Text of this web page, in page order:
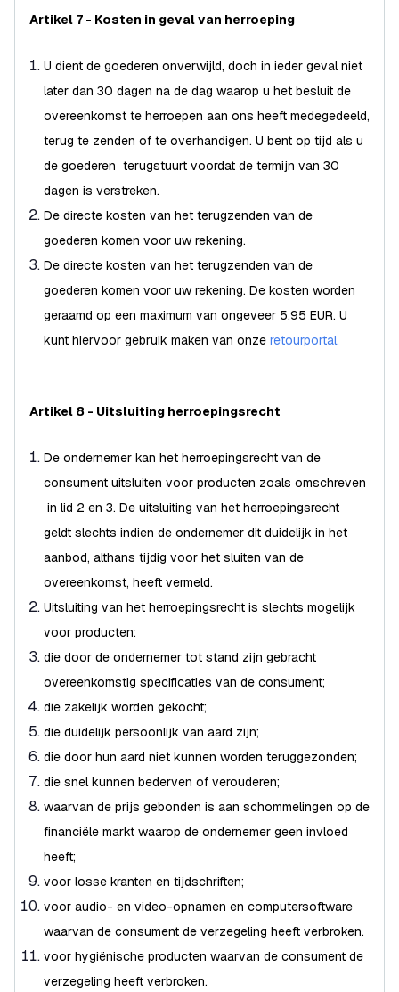
Artikel 7 - Kosten in geval van herroeping
U dient de goederen onverwijld, doch in ieder geval niet
later dan 30 dagen na de dag waarop u het besluit de
overeenkomst te herroepen aan ons heeft medegedeeld,
terug te zenden of te overhandigen. U bent op tijd als u
de goederen terugstuurt voordat de termijn van 30
dagen is verstreken.
De directe kosten van het terugzenden van de
goederen komen voor uw rekening.
De directe kosten van het terugzenden van de
goederen komen voor uw rekening. De kosten worden
geraamd op een maximum van ongeveer 5.95 EUR. U
kunt hiervoor gebruik maken van onze retourportal.
Artikel 8 - Uitsluiting herroepingsrecht
De ondernemer kan het herroepingsrecht van de
consument uitsluiten voor producten zoals omschreven
in lid 2 en 3. De uitsluiting van het herroepingsrecht
geldt slechts indien de ondernemer dit duidelijk in het
aanbod, althans tijdig voor het sluiten van de
overeenkomst, heeft vermeld.
Uitsluiting van het herroepingsrecht is slechts mogelijk
voor producten:
die door de ondernemer tot stand zijn gebracht
overeenkomstig specificaties van de consument;
die zakelijk worden gekocht;
die duidelijk persoonlijk van aard zijn;
die door hun aard niet kunnen worden teruggezonden;
die snel kunnen bederven of verouderen;
waarvan de prijs gebonden is aan schommelingen op de
financiële markt waarop de ondernemer geen invloed
heeft;
voor losse kranten en tijdschriften;
voor audio- en video-opnamen en computersoftware
waarvan de consument de verzegeling heeft verbroken.
voor hygiënische producten waarvan de consument de
verzegeling heeft verbroken.